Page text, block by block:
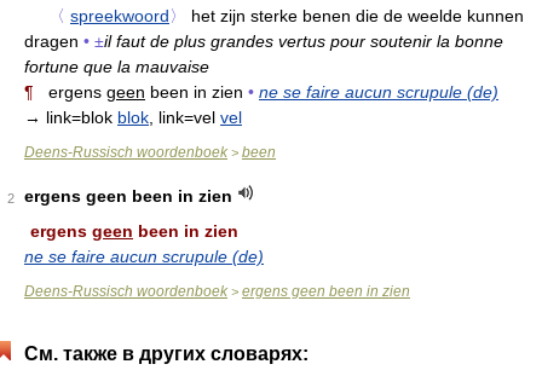
〈 spreekwoord〉
het zijn sterke benen die de weelde kunnen
dragen • ±il faut de plus grandes vertus pour soutenir la bonne
fortune que la mauvaise
¶ ergens geen been in zien • ne se faire aucun scrupule (de)
→ link=blok blok , link=vel vel
Deens-Russisch woordenboek > been
2
ergens geen been in zien
ergens geen been in zien
ne se faire aucun scrupule (de)
Deens-Russisch woordenboek > ergens geen been in zien
См. также в других словарях: